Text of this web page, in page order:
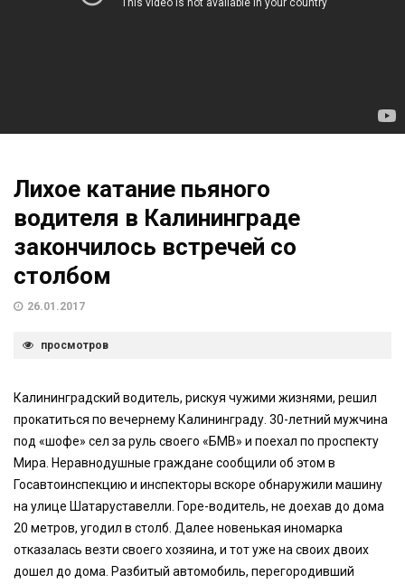
Лихое катание пьяного
водителя в Калининграде
закончилось встречей со
столбом
26.01.2017
просмотров
Калининградский водитель, рискуя чужими жизнями, решил
прокатиться по вечернему Калининграду. 30-летний мужчина
под «шофе» сел за руль своего «БМВ» и поехал по проспекту
Мира. Неравнодушные граждане сообщили об этом в
Госавтоинспекцию и инспекторы вскоре обнаружили машину
на улице Шатаруставелли. Горе-водитель, не доехав до дома
20 метров, угодил в столб. Далее новенькая иномарка
отказалась везти своего хозяина, и тот уже на своих двоих
дошел до дома. Разбитый автомобиль, перегородивший